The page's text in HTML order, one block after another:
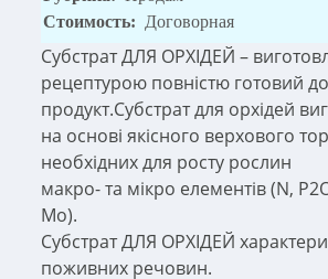
Стоимость: Договорная
Субстрат ДЛЯ ОРХІДЕЙ –
рецептурою повністю готовий
продукт.Субстрат для орхідей
на основі якісного верхового
необхідних для росту рослин
макро- та мікро елементів (N,
Mo).
Субстрат ДЛЯ ОРХІДЕЙ
поживних речовин.